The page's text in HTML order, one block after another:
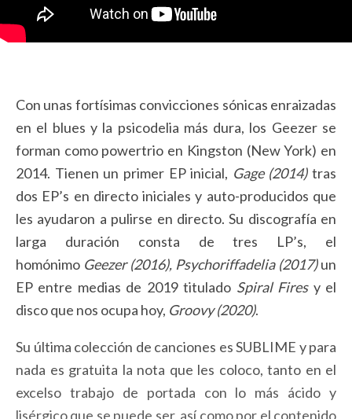
Con unas fortísimas convicciones sónicas enraizadas
en el blues y la psicodelia más dura, los Geezer se
forman como powertrio en Kingston (New York) en
2014. Tienen un primer EP inicial, Gage (2014)tras
dos EP’s en directo iniciales y auto-producidos que
les ayudaron a pulirse en directo. Su discografía en
larga duración consta de tres LP’s, el
homónimo Geezer (2016), Psychoriffadelia (2017)un
EP entre medias de 2019 titulado Spiral Fires y el
disco que nos ocupa hoy, Groovy (2020).
Su última colección de canciones es SUBLIME y para
nada es gratuita la nota que les coloco, tanto en el
excelso trabajo de portada con lo más ácido y
lisérgico que se puede ser, así como por el contenido